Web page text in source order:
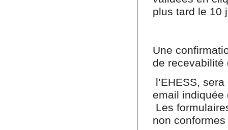
plus tard le 10
Une
de recevabilité
l’EHESS,
email indiquée
Les
non